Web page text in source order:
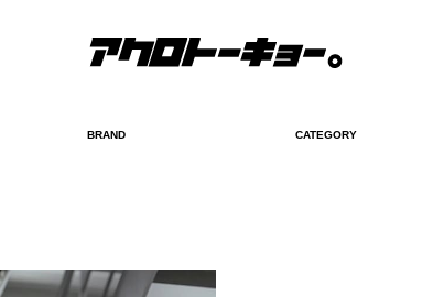
BRAND CATEGORY